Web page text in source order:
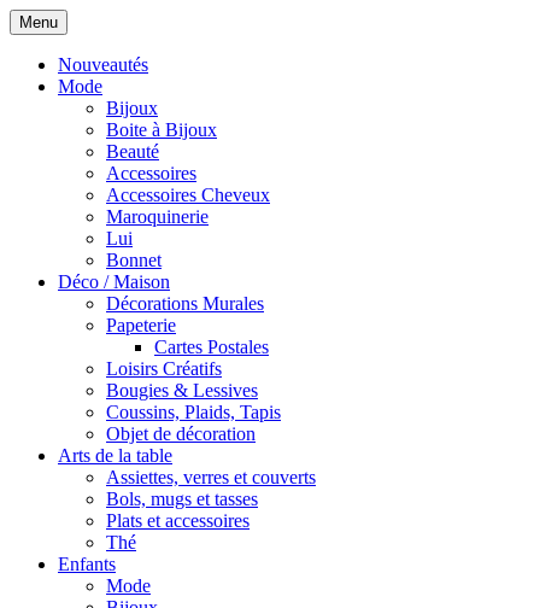
Menu
Nouveautés
Mode
Bijoux
Boite à Bijoux
Beauté
Accessoires
Accessoires Cheveux
Maroquinerie
Lui
Bonnet
Déco / Maison
Décorations Murales
Papeterie
Cartes Postales
Loisirs Créatifs
Bougies & Lessives
Coussins, Plaids, Tapis
Objet de décoration
Arts de la table
Assiettes, verres et couverts
Bols, mugs et tasses
Plats et accessoires
Thé
Enfants
Mode